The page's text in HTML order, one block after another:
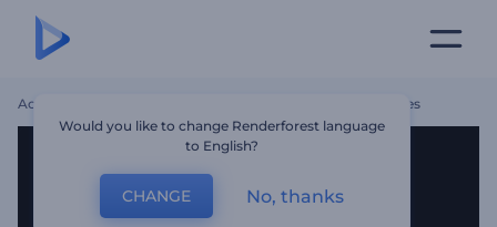
Accueil Révélation De Logo Balles Rebondissantes
Would you like to change Renderforest language
to English?
CHANGE No, thanks